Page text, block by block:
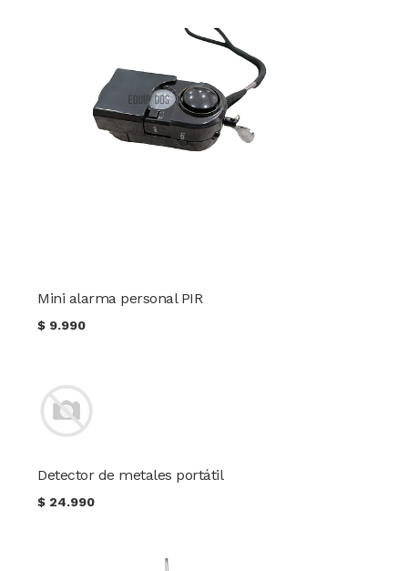
Mini alarma personal PIR
$ 9.990
Detector de metales portátil
$ 24.990